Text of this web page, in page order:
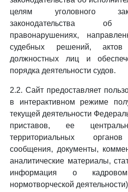
целям уголовного
законодательства об
правонарушениях,
судебных решений,
должностных лиц и
порядка деятельности судов.
2.2. Сайт предоставляет
в интерактивном режиме
текущей деятельности
приставов, ее
территориальных
сообщения, документы,
аналитические материалы,
информация о
нормотворческой